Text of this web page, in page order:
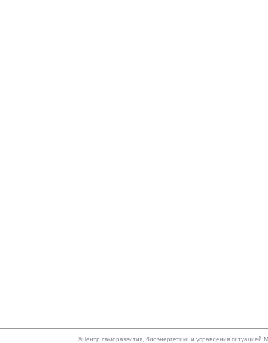
©Центр саморазвития, биоэнергетики и управления ситуацией